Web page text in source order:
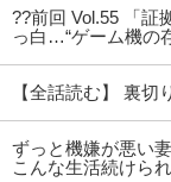
??前回 Vol.55 「
っ白…“ゲーム機の
【全話読む】 裏切
ずっと機嫌が悪い
こんな生活続けら